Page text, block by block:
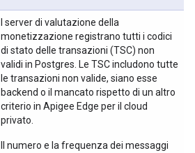
I server di valutazione della
monetizzazione registrano tutti i codici
di stato delle transazioni (TSC) non
validi in Postgres. Le TSC includono tutte
le transazioni non valide, siano esse
backend o il mancato rispetto di un altro
criterio in Apigee Edge per il cloud
privato.
Il numero e la frequenza dei messaggi